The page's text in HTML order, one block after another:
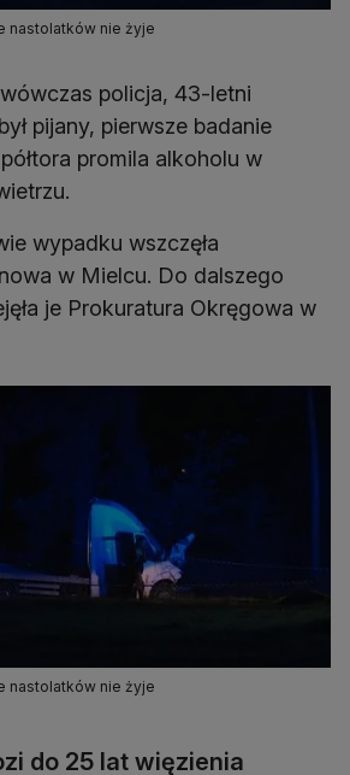
nastolatków nie żyje
policja, 43-letni
pijany, pierwsze badanie
promila alkoholu w
wypadku wszczęła
w Mielcu. Do dalszego
je Prokuratura Okręgowa w
nastolatków nie żyje
do 25 lat więzienia